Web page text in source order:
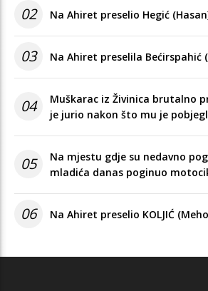
02 Na Ahiret preselio Hegić
03 Na Ahiret preselila Bećirspahić
04
Muškarac iz Živinica brutalno
je jurio nakon što mu je
05
Na mjestu gdje su nedavno
mladića danas poginuo
06 Na Ahiret preselio KOLJIĆ